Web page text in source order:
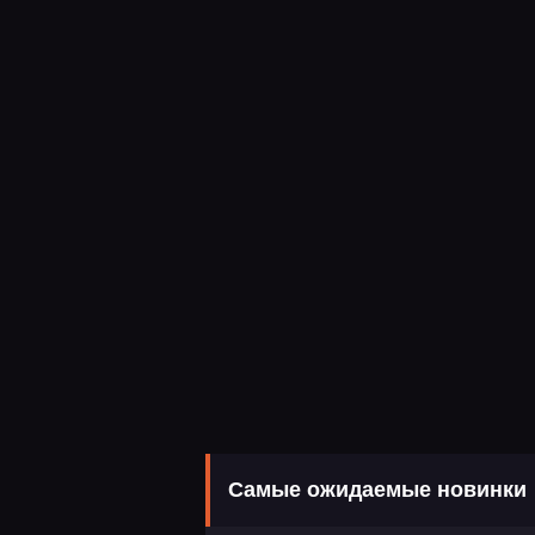
Самые ожидаемые новинки